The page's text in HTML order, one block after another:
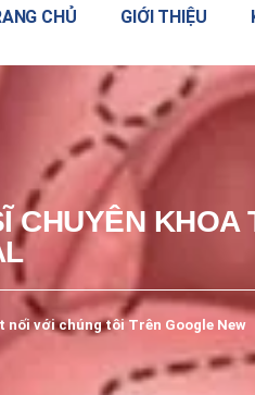
CHỦ GIỚI THIỆU
CHUYÊN
nối với chúng tôi Trên Google New